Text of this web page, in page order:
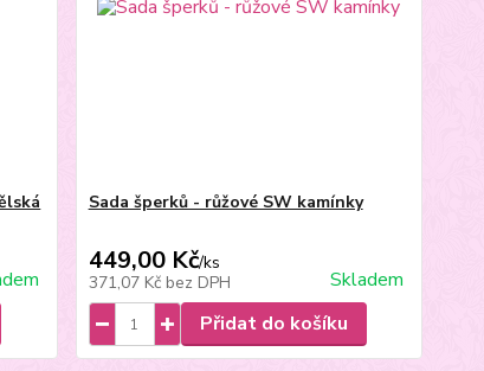
Sada šperků - růžové SW kamínky
449,00 Kč/ks
371,07 Kč bez DPH
Skladem
Přidat do košíku